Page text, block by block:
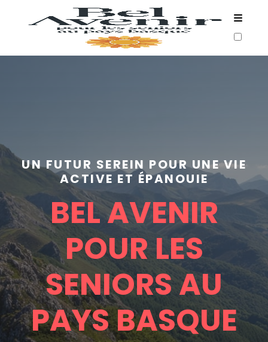
A PROPOS
UN FUTUR SEREIN POUR UNE VIE
ACTIVE ET ÉPANOUIE
BEL AVENIR
POUR LES
SENIORS AU
PAYS BASQUE